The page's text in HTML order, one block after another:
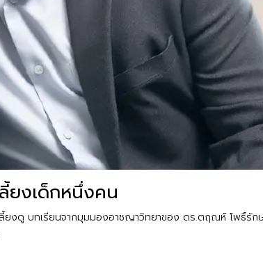
ยงเด็กหนึ่งคน
ยงดู บทเรียนจากมุมมองอาชญาวิทยาของ ดร.ตฤณห์ โพธิ์รั